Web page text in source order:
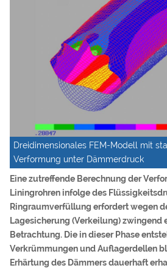
Dreidimensionales FEM-Modell mit
Verformung unter Dämmerdruck
Eine zutreffende Berechnung der
Liningrohren infolge des
Ringraumverfüllung erfordert wegen
Lagesicherung (Verkeilung) zwingend
Betrachtung. Die in dieser Phase
Verkrümmungen und Auflagerdellen
Erhärtung des Dämmers dauerhaft